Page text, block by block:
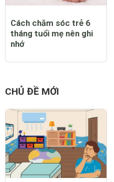
Cách chăm sóc trẻ 6
tháng tuổi mẹ nên ghi
nhớ
CHỦ ĐỀ MỚI